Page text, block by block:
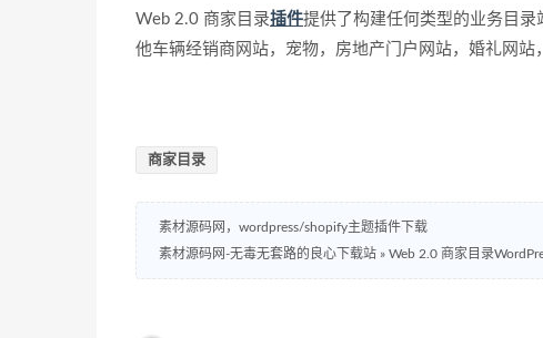
Web 2.0 商家目录插件提供了构建任何类型的业务目
他车辆经销商网站，宠物，房地产门户网站，婚礼网站
商家目录
素材源码网，wordpress/shopify主题插件下载
素材源码网-无毒无套路的良心下载站 » Web 2.0 商家目录